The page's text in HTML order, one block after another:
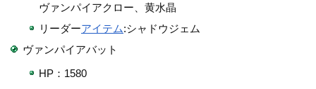
ヴァンパイアクロー、黄水晶
リーダーアイテム:シャドウジェム
ヴァンパイアバット
HP：1580